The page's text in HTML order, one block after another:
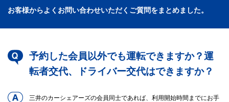
お客様からよくお問い合わせいただくご質問をまとめました。
予約した会員以外でも運転できますか？運
転者交代、ドライバー交代はできますか？
三井のカーシェアーズの会員同士であれば、利用開始時間までにお手